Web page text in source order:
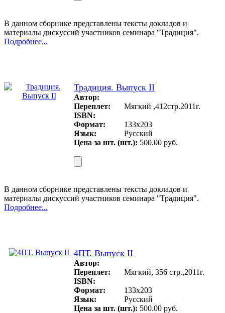
В данном сборнике представлены тексты докладов и
материалы дискуссий участников семинара "Традиция".
Подробнее...
Традиция. Выпуск II
Автор:
Переплет:
Мягкий ,412стр.2011г.
ISBN:
Формат:
133x203
Язык:
Русский
Цена за шт. (шт.): 500.00 руб.
В данном сборнике представлены тексты докладов и
материалы дискуссий участников семинара "Традиция".
Подробнее...
4ПТ. Выпуск II
Автор:
Переплет:
Мягкий, 356 стр.,2011г.
ISBN:
Формат:
133x203
Язык:
Русский
Цена за шт. (шт.): 500.00 руб.